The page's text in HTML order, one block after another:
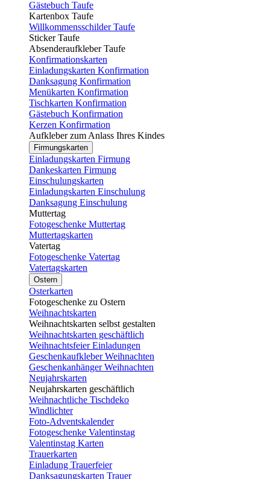
Gästebuch Taufe
Kartenbox Taufe
Willkommensschilder Taufe
Sticker Taufe
Absenderaufkleber Taufe
Konfirmationskarten
Einladungskarten Konfirmation
Danksagung Konfirmation
Menükarten Konfirmation
Tischkarten Konfirmation
Gästebuch Konfirmation
Kerzen Konfirmation
Aufkleber zum Anlass Ihres Kindes
Firmungskarten
Einladungskarten Firmung
Dankeskarten Firmung
Einschulungskarten
Einladungskarten Einschulung
Danksagung Einschulung
Muttertag
Fotogeschenke Muttertag
Muttertagskarten
Vatertag
Fotogeschenke Vatertag
Vatertagskarten
Ostern
Osterkarten
Fotogeschenke zu Ostern
Weihnachtskarten
Weihnachtskarten selbst gestalten
Weihnachtskarten geschäftlich
Weihnachtsfeier Einladungen
Geschenkaufkleber Weihnachten
Geschenkanhänger Weihnachten
Neujahrskarten
Neujahrskarten geschäftlich
Weihnachtliche Tischdeko
Windlichter
Foto-Adventskalender
Fotogeschenke Valentinstag
Valentinstag Karten
Trauerkarten
Einladung Trauerfeier
Danksagungskarten Trauer